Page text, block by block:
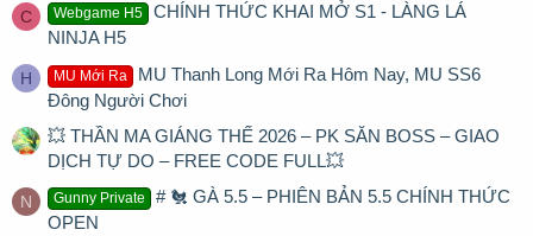
C Webgame H5
CHÍNH THỨC KHAI MỞ S1 - LÀNG LÁ
NINJA H5
H MU Mới Ra
MU Thanh Long Mới Ra Hôm Nay, MU SS6
Đông Người Chơi
💥 THẦN MA GIÁNG THẾ 2026 – PK SĂN BOSS – GIAO
DỊCH TỰ DO – FREE CODE FULL💥
N Gunny Private
# 🐔 GÀ 5.5 – PHIÊN BẢN 5.5 CHÍNH THỨC
OPEN